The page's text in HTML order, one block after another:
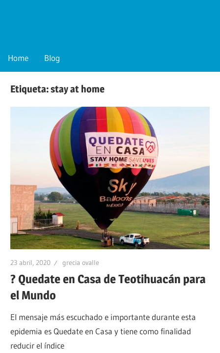
de
SkyBalloons
México
Home Blog
Etiqueta:stay at home
23 abril, 2020 grecia ovalle
? Quedate en Casa de Teotihuacán para
el Mundo
El mensaje más escuchado e importante durante esta
epidemia es Quedate en Casa y tiene como finalidad
reducir el índice